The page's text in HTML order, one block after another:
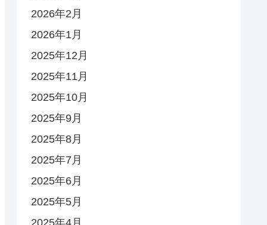
2026年2月
2026年1月
2025年12月
2025年11月
2025年10月
2025年9月
2025年8月
2025年7月
2025年6月
2025年5月
2025年4月